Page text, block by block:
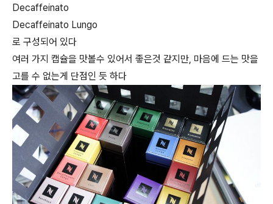
Decaffeinato
Decaffeinato Lungo
로 구성되어 있다
여러 가지 캡슐을 맛볼수 있어서 좋은것 같지만, 마음에 드는 맛을
고를 수 없는게 단점인 듯 하다